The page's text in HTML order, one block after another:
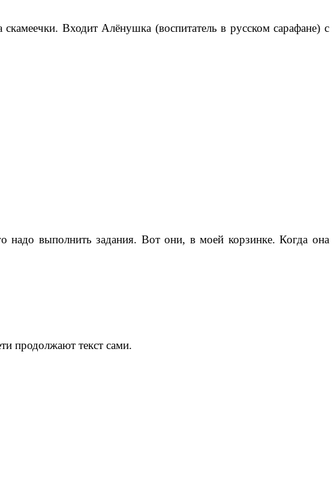
Входит Алёнушка (воспитатель в русском сарафане) с
выполнить задания. Вот они, в моей корзинке. Когда она
продолжают текст сами.